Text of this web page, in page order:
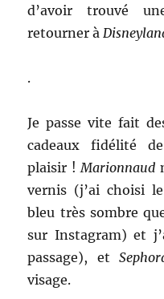
d’avoir trouvé
retourner à
.
Je passe vite fait
cadeaux fidélité
plaisir ! Marionnaud
vernis (j’ai choisi le
bleu très sombre
sur Instagram) et
passage), et
visage.